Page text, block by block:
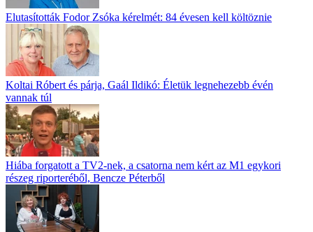
Elutasították Fodor Zsóka kérelmét: 84 évesen kell költöznie
Koltai Róbert és párja, Gaál Ildikó: Életük legnehezebb évén
vannak túl
Hiába forgatott a TV2-nek, a csatorna nem kért az M1 egykori
részeg riporteréből, Bencze Péterből